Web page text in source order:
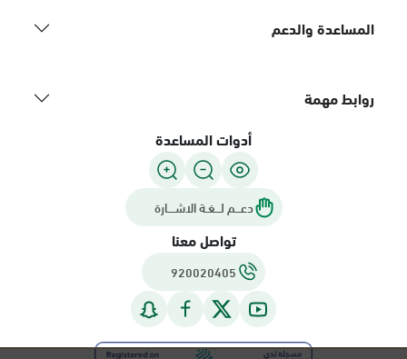
المساعدة والدعم
روابط مهمة
أدوات المساعدة
دعـــم لـــغـة الاشــــارة
تواصل معنا
920020405